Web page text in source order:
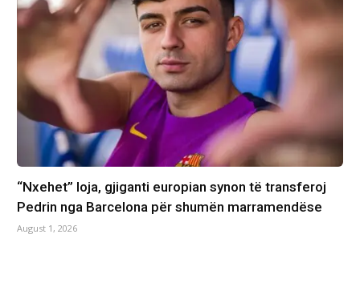
“Nxehet” loja, gjiganti europian synon të transferoj
Pedrin nga Barcelona për shumën marramendëse
August 1, 2026